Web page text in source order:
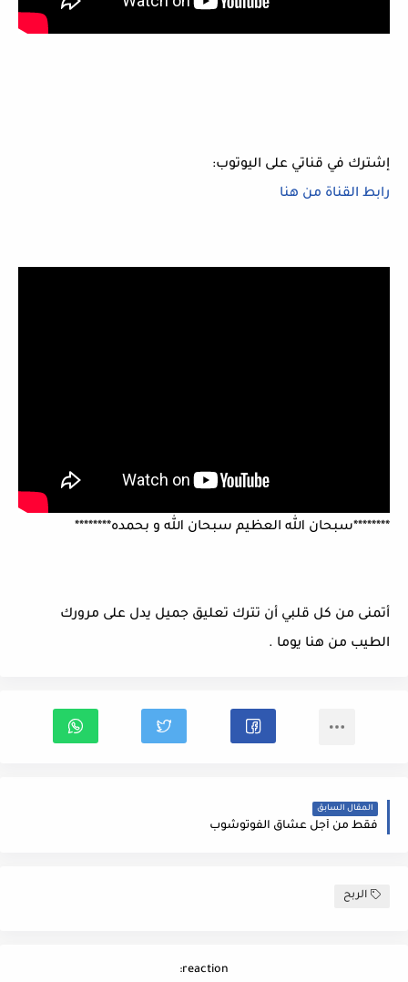
إشترك في قناتي على اليوتوب:
رابط القناة من هنا
********سبحان الله العظيم سبحان الله و بحمده********
أتمنى من كل قلبي أن تترك تعليق جميل يدل على مرورك
الطيب من هنا يوما .
المقال السابق
فقط من أجل عشاق الفوتوشوب
الربح
reaction: